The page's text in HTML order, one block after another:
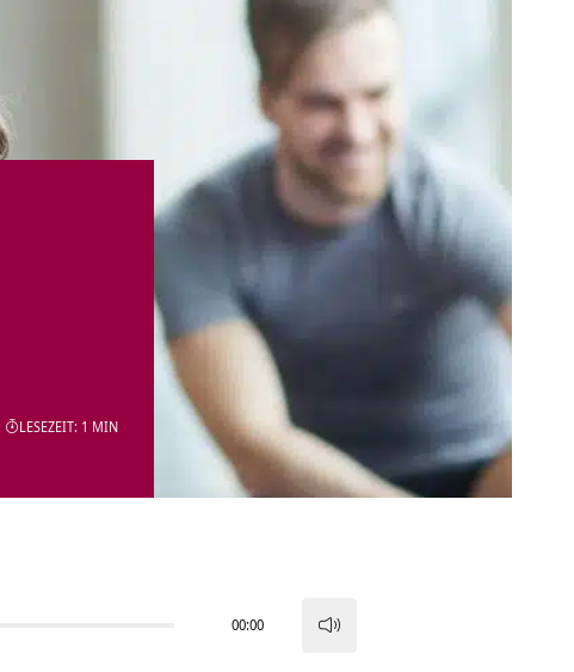
LESEZEIT: 1 MIN
00:00